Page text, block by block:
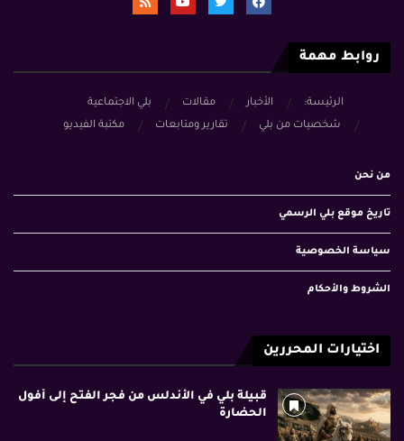
روابط مهمة
الرئيسة: الأخبار مقالات
بلي الاجتماعية
شخصيات من بلي
تقارير ومتابعات مكتبة الفيديو
من نحن
تاريخ موقع بلي الرسمي
سياسة الخصوصية
الشروط والأحكام
اختيارات المحررين
قبيلة بلي في الأندلس من فجر الفتح إلى أفول
الحضارة